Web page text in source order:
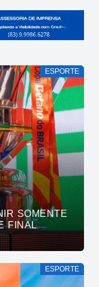
ESPORTE
SOMENTE
FINAL
ESPORTE